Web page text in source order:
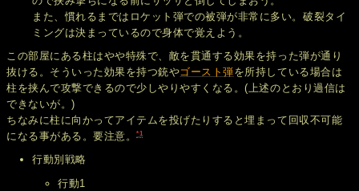
また、慣れるまではロケット弾での被弾が非常に多い。破裂タイ
ミングは決まっているので身体で覚えよう。
この部屋にある柱はやや特殊で、敵を貫通する効果を持った弾が通り
抜ける。そういった効果を持つ銃やゴースト弾を所持している場合は
柱を挟んで攻撃できるので少しやりやすくなる。(上述のとおり過信は
できないが。)
ちなみに柱に向かってアイテムを投げたりすると埋まって回収不可能
になる事がある。要注意。*1
行動別戦略
行動1